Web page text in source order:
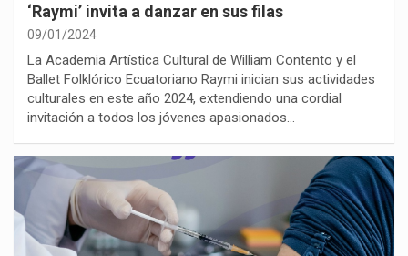
‘Raymi’ invita a danzar en sus filas
09/01/2024
La Academia Artística Cultural de William Contento y el
Ballet Folklórico Ecuatoriano Raymi inician sus actividades
culturales en este año 2024, extendiendo una cordial
invitación a todos los jóvenes apasionados…